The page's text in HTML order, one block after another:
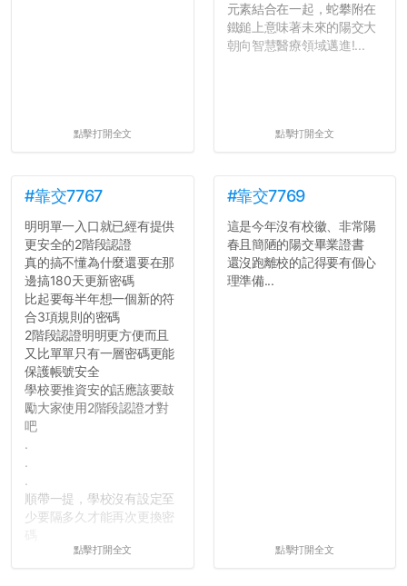
點擊打開全文
元素結合在一起，蛇攀附在
鐵鎚上意味著未來的陽交大
朝向智慧醫療領域邁進!...
點擊打開全文
#靠交7767
明明單一入口就已經有提供
更安全的2階段認證
真的搞不懂為什麼還要在那
邊搞180天更新密碼
比起要每半年想一個新的符
合3項規則的密碼
2階段認證明明更方便而且
又比單單只有一層密碼更能
保護帳號安全
學校要推資安的話應該要鼓
勵大家使用2階段認證才對
吧
.
.
.
順帶一提，學校沒有設定至
少要隔多久才能再次更換密
所以只要重新設定4次密碼
點擊打開全文
#靠交7769
這是今年沒有校徽、非常陽
春且簡陋的陽交畢業證書
還沒跑離校的記得要有個心
理準備...
點擊打開全文